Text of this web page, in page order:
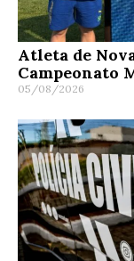
Atleta de
Campeonato
05/08/2026